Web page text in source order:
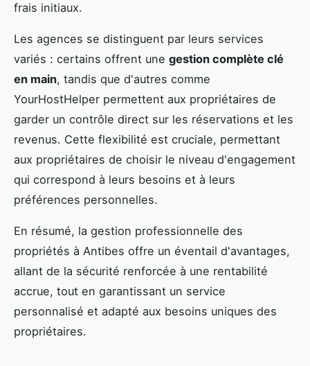
frais initiaux.
Les agences se distinguent par leurs services
variés : certains offrent une gestion complète clé
en main, tandis que d'autres comme
YourHostHelper permettent aux propriétaires de
garder un contrôle direct sur les réservations et les
revenus. Cette flexibilité est cruciale, permettant
aux propriétaires de choisir le niveau d'engagement
qui correspond à leurs besoins et à leurs
préférences personnelles.
En résumé, la gestion professionnelle des
propriétés à Antibes offre un éventail d'avantages,
allant de la sécurité renforcée à une rentabilité
accrue, tout en garantissant un service
personnalisé et adapté aux besoins uniques des
propriétaires.